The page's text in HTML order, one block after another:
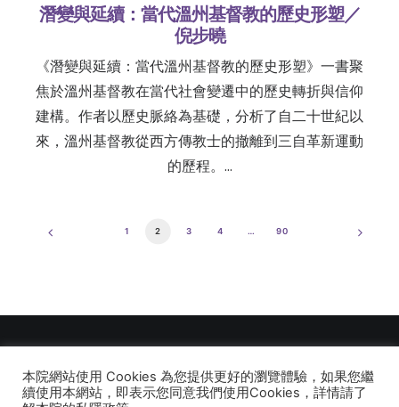
潛變與延續：當代溫州基督教的歷史形塑／
倪步曉
《潛變與延續：當代溫州基督教的歷史形塑》一書聚
焦於溫州基督教在當代社會變遷中的歷史轉折與信仰
建構。作者以歷史脈絡為基礎，分析了自二十世紀以
來，溫州基督教從西方傳教士的撤離到三自革新運動
的歷程。…
1 2 3 4 … 90
© 2026 建道神學院Alliance Bible Seminary. All rights reserved
本院網站使用 Cookies 為您提供更好的瀏覽體驗，如果您繼
續使用本網站，即表示您同意我們使用Cookies，詳情請了